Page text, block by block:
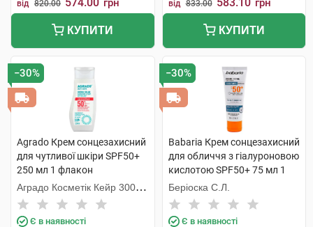
від 820.00 грн
КУПИТИ
від 833.00 грн
КУПИТИ
−30%
Agrado Крем сонцезахисний
для чутливої шкіри SPF50+
250 мл 1 флакон
Аградо Косметік Кейр 3000
С.Л.У.
Є в наявності
−30%
Babaria Крем сонцезахисний
для обличчя з гіалуроновою
кислотою SPF50+ 75 мл 1
туба
Беріоска С.Л.
Є в наявності